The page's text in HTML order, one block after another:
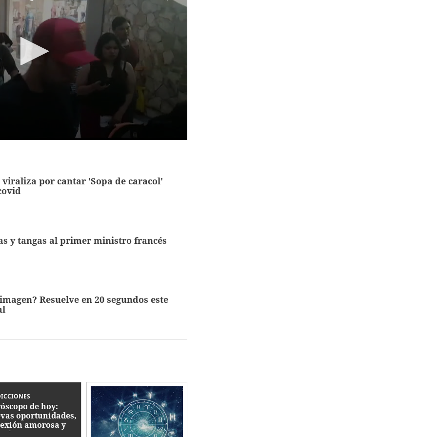
viraliza por cantar 'Sopa de caracol'
y tangas al primer ministro francés
Resuelve en 20 segundos este
de hoy:
oportunidades,
amorosa y
positiva para